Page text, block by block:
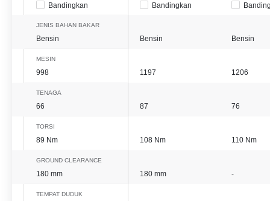
Bandingkan Bandingkan
JENIS BAHAN BAKAR
Bensin Bensin Bensin
MESIN
998 1197 1206
TENAGA
66 87 76
TORSI
89 Nm 108 Nm 110 Nm
GROUND CLEARANCE
180 mm 180 mm -
TEMPAT DUDUK